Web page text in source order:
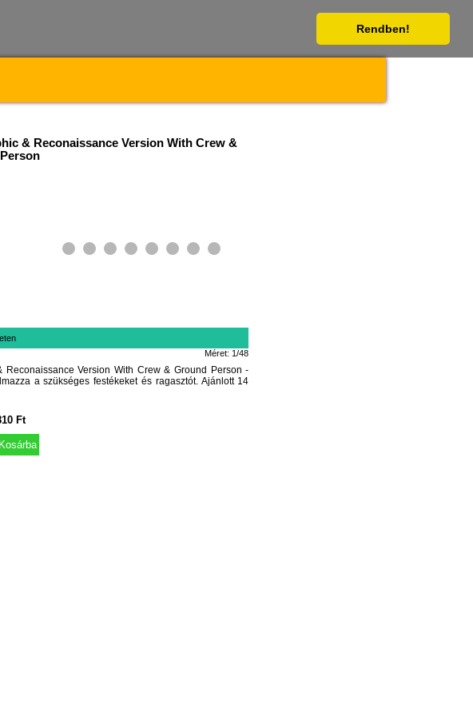
Rendben!
& Reconaissance Version With Crew &
Méret: 1/48
Version With Crew & Ground Person -
a szükséges festékeket és ragasztót. Ajánlott 14
Ft